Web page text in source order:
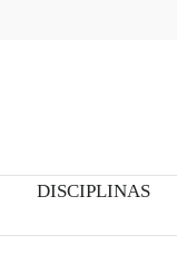
DISCIPLINAS